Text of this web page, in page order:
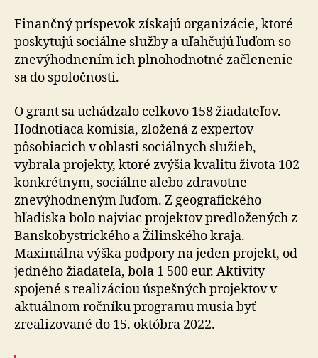
zdravotne
Finančný príspevok získajú organizácie, ktoré
poskytujú sociálne služby a uľahčujú ľuďom so
znevýhodnením ich plnohodnotné začlenenie
sa do spoločnosti.
O grant sa uchádzalo celkovo 158 žiadateľov.
Hodnotiaca komisia, zložená z expertov
pôsobiacich v oblasti sociálnych služieb,
vybrala projekty, ktoré zvýšia kvalitu života 102
konkrétnym, sociálne alebo zdravotne
znevýhodneným ľuďom. Z geografického
hľadiska bolo najviac projektov predložených z
Banskobystrického a Žilinského kraja.
Maximálna výška podpory na jeden projekt, od
jedného žiadateľa, bola 1 500 eur. Aktivity
spojené s realizáciou úspešných projektov v
aktuálnom ročníku programu musia byť
zrealizované do 15. októbra 2022.